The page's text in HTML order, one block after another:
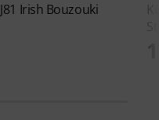
J81 Irish Bouzouki